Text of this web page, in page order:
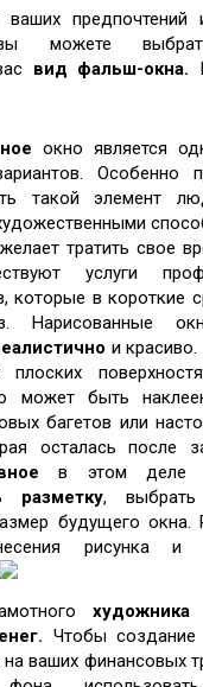
предпочтений
можете
вид фальш-окна.
окно является
Особенно
такой элемент
тратить свое
услуги
которые в короткие
Нарисованные
и
может быть
багетов или
осталась после
в этом деле
разметку,
будущего окна.
рисунка и
художника
Чтобы
на ваших финансовых